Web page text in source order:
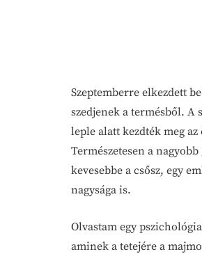
Szeptemberre elkezdett
szedjenek a termésből. A
leple alatt kezdték meg
Természetesen a
kevesebbe a csősz, egy
nagysága is.
Olvastam egy
aminek a tetejére a